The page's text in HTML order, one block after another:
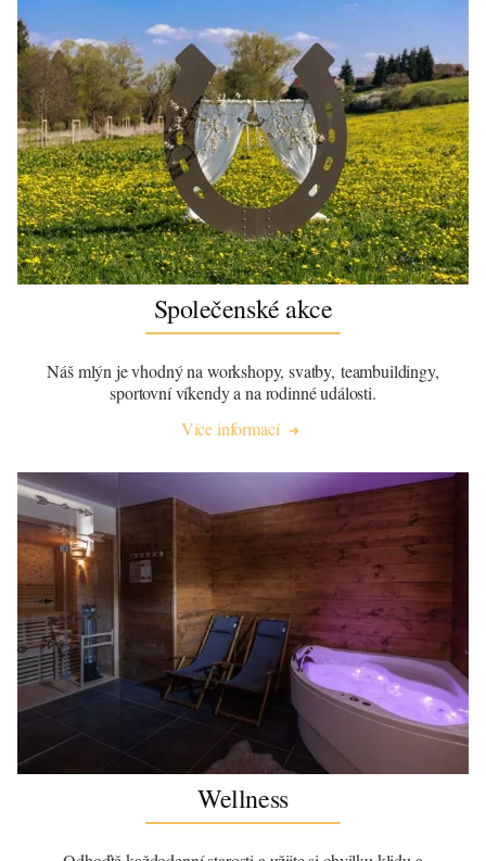
Společenské akce
Náš mlýn je vhodný na workshopy, svatby, teambuildingy,
sportovní víkendy a na rodinné události.
Více informací
Wellness